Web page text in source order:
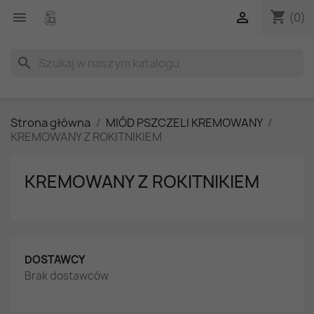
 shopping_cart (0)

search
Strona główna
MIÓD PSZCZELI KREMOWANY
KREMOWANY Z ROKITNIKIEM
KREMOWANY Z ROKITNIKIEM
DOSTAWCY
Brak dostawców